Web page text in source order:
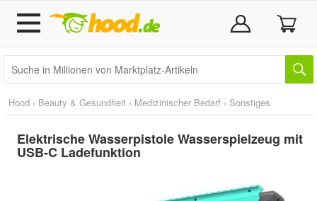
Hood › Beauty & Gesundheit › Medizinischer Bedarf › Sonstiges
Elektrische Wasserpistole Wasserspielzeug mit
USB-C Ladefunktion